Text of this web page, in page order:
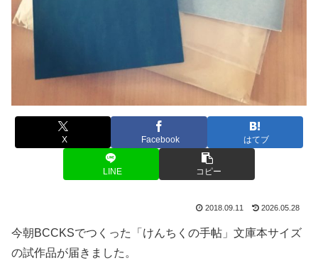
X Facebook はてブ
LINE コピー
2018.09.11 2026.05.28
今朝BCCKSでつくった「けんちくの手帖」文庫本サイズ
の試作品が届きました。